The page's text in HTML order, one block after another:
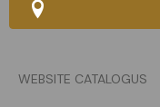
WEBSITE CATALOGUS